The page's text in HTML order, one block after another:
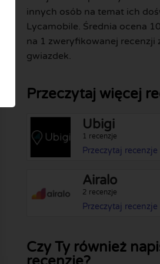
innych osób na temat ich
Lycamobile. Średnia ocena
na 1 zweryfikowanej recenzji
gwiazdek.
Przeczytaj więcej
Ubigi
1 recenzje
Przeczytaj recenzje
Airalo
2 recenzje
Przeczytaj recenzje
Czy Ty również